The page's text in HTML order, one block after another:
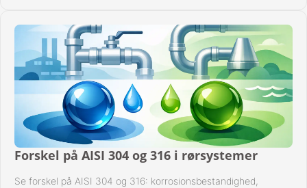
Forskel på AISI 304 og 316 i rørsystemer
Se forskel på AISI 304 og 316: korrosionsbestandighed,